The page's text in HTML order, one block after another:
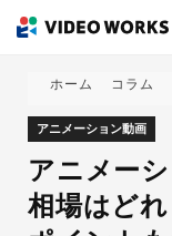
ホーム コラム
アニメーション動画
アニメー
相場はど